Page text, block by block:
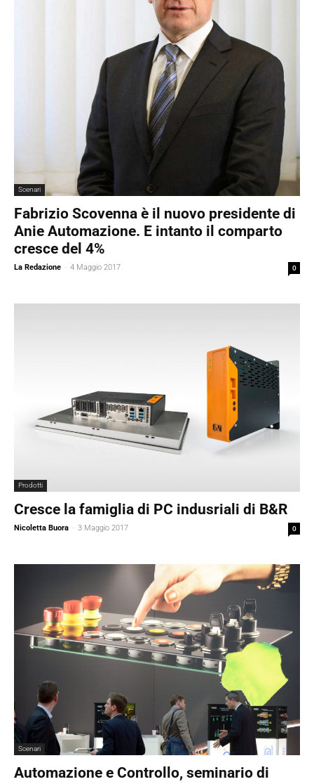
Scenari
Fabrizio Scovenna è il nuovo presidente di
Anie Automazione. E intanto il comparto
cresce del 4%
La Redazione - 4 Maggio 2017 0
Prodotti
Cresce la famiglia di PC indusriali di B&R
Nicoletta Buora - 3 Maggio 2017 0
Scenari
Automazione e Controllo, seminario di